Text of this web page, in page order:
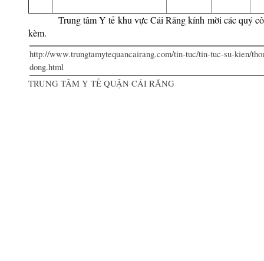
Trung tâm Y tế khu vực Cái Răng kính mời các quý
kèm.
http://www.trungtamytequancairang.com/tin-tuc/tin-tuc-su-kien/
dong.html
TRUNG TÂM Y TẾ QUẬN CÁI RĂNG